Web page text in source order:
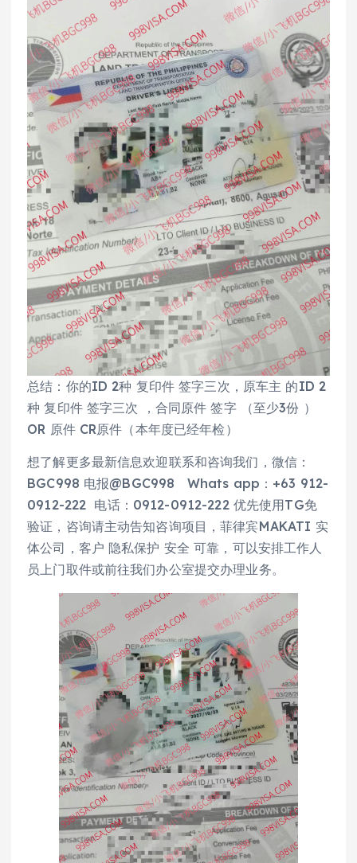
总结：你的ID 2种 复印件 签字三次，原车主 的ID 2
种 复印件 签字三次 ，合同原件 签字 （至少3份 ）
OR 原件 CR原件（本年度已经年检）
想了解更多最新信息欢迎联系和咨询我们，微信：
BGC998 电报@BGC998 Whats app：+63 912-
0912-222 电话：0912-0912-222 优先使用TG免
验证，咨询请主动告知咨询项目，菲律宾MAKATI 实
体公司，客户 隐私保护 安全 可靠，可以安排工作人
员上门取件或前往我们办公室提交办理业务。